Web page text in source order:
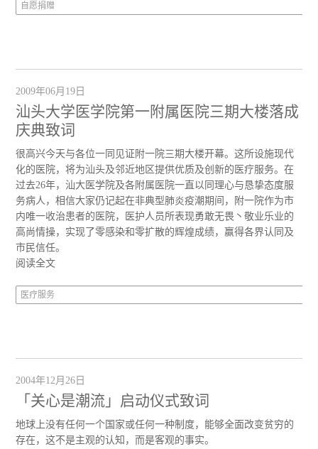
自愿捐赠
2009年06月19日
汕头大学医学院第一附属医院三期大楼落成
庆典致词
很高兴今天与各位一同见证附一院三期大楼开幕。这所设施现代
化的医院，将为汕头及邻近地区提供优质及创新的医疗服务。在
过去26年，汕大医学院及各附属医院一直以同理心与恳挚态度服
务病人，相信大家仍记起在非典型肺炎疫潮期间，附一院作为市
内唯一收治患者的医院，医护人员所表现勇敢无畏丶敬业乐业的
高尚情操，实现了零感染和零扩散的辉煌成绩，赢得各界认同及
市民信任。
阅读全文
医疗服务
2004年12月26日
「关心是潮流」启动仪式致词
地球上没有任何一个国家或任何一种制度，能够全面改变贫穷的
存在，这不是主观的认知，而是客观的事实。